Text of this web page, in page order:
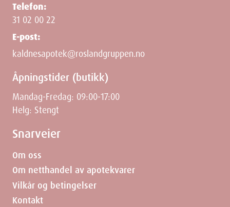
Telefon:
31 02 00 22
E-post:
kaldnesapotek@roslandgruppen.no
Åpningstider (butikk)
Mandag-Fredag: 09:00-17:00
Helg: Stengt
Snarveier
Om oss
Om netthandel av apotekvarer
Vilkår og betingelser
Kontakt